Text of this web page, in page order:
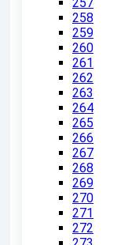
257
258
259
260
261
262
263
264
265
266
267
268
269
270
271
272